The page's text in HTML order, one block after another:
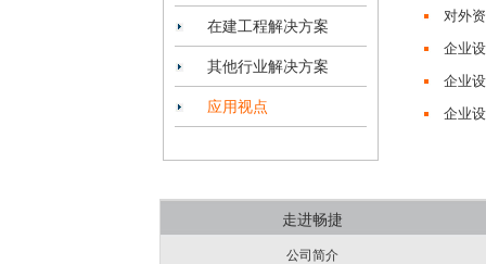
在建工程解决方案
其他行业解决方案
应用视点
对外
企业
企业
企业
走进畅捷
公司简介